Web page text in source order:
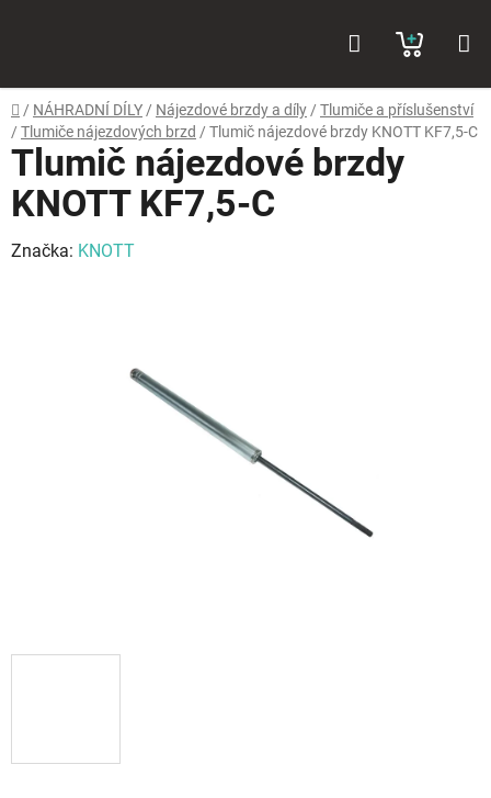
KOŠÍK
Domů
/ NÁHRADNÍ DÍLY / Nájezdové brzdy a díly / Tlumiče a příslušenství
/ Tlumiče nájezdových brzd / Tlumič nájezdové brzdy KNOTT KF7,5-C
Tlumič nájezdové brzdy
KNOTT KF7,5-C
Značka: KNOTT